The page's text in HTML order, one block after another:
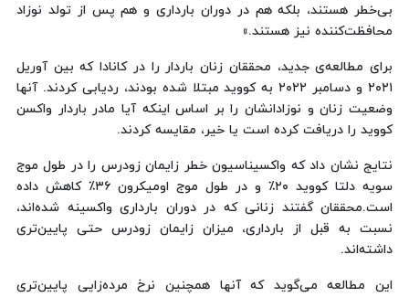
بی‌خطر هستند، بلکه هم در دوران بارداری و هم پس از تولد نوزاد
محافظت‌کننده نیز هستند.»
برای مطالعه‌ی جدید، محققان زنان باردار را در کانادا که بین آوریل
۲۰۲۱ و دسامبر ۲۰۲۲ به کووید مبتلا شده بودند، ردیابی کردند. آنها
وضعیت زنان و نوزادانشان را بر اساس اینکه آیا مادر باردار واکسن
کووید را دریافت کرده است یا خیر، مقایسه کردند.
نتایج نشان داد که واکسیناسیون خطر زایمان زودرس را در طول موج
سویه دلتا کووید ۲۰٪ و در طول موج اومیکرون ۳۶٪ کاهش داده
است.محققان گفتند زنانی که در دوران بارداری واکسینه شده‌اند،
نسبت به قبل از بارداری، میزان زایمان زودرس حتی پایین‌تری
داشته‌اند.
این مطالعه می‌گوید که آنها همچنین نرخ مرده‌زایی پایین‌تری